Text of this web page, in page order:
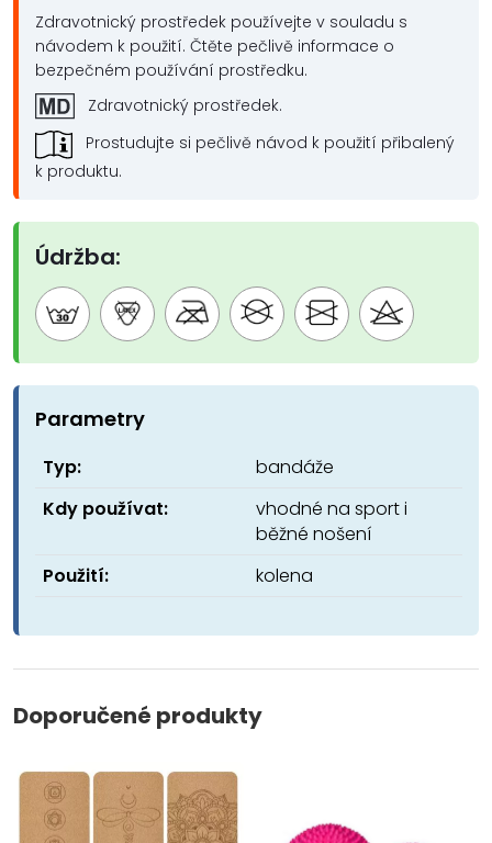
Zdravotnický prostředek používejte v souladu s
návodem k použití. Čtěte pečlivě informace o
bezpečném používání prostředku.
Zdravotnický prostředek.
Prostudujte si pečlivě návod k použití přibalený
k produktu.
Údržba:
Parametry
Typ:
bandáže
Kdy používat:
vhodné na sport i
běžné nošení
Použití:
kolena
Doporučené produkty